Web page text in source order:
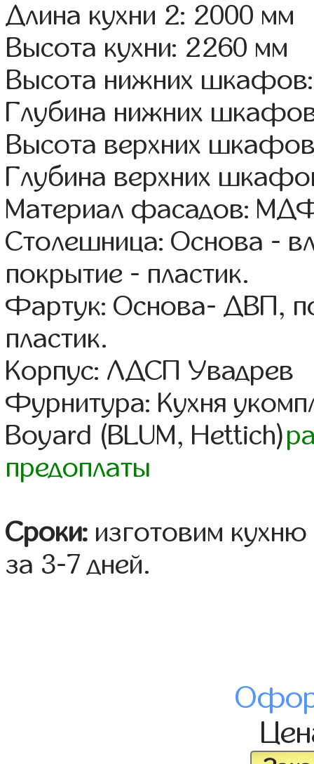
Длина кухни 2: 2000 мм
Высота кухни: 2260 мм
Высота нижних
Глубина нижних
Высота верхних
Глубина верхних
Материал фасадов:
Столешница: Основа -
покрытие - пластик.
Фартук: Основа- ДВП,
пластик.
Корпус: ЛДСП Увадрев
Фурнитура: Кухня
Boyard (BLUM, Hettich)
предоплаты
Сроки: изготовим
за 3-7 дней.